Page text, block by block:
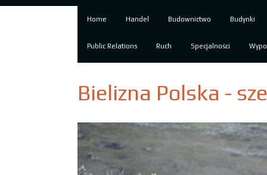
Home Handel Budownictwo Budynki
Public Relations Ruch Specjalności
Bielizna Polska -